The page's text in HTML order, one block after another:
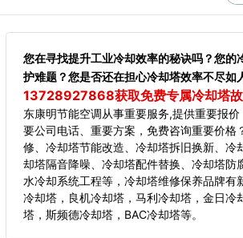
您在寻找提升工业冷却效率的秘诀吗？您的
护难题？您是否还在担心冷却塔效率不尽如
13728927868获取免费专属冷却塔故
东康明节能空调从事重要服务,提供重要报
要公司电话、重要方案，免费咨询重要价格
修、冷却塔节能改造、冷却塔拆旧换新、冷
却塔隔音降噪、冷却塔配件替换、冷却塔防
水冷却系统工程等，冷却塔维修保养品牌有
冷却塔，良机冷却塔，马利冷却塔，金日冷
塔，斯频德冷却塔，BAC冷却塔等。